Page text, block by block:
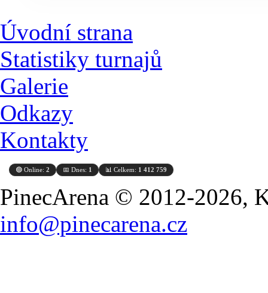
Úvodní strana
Statistiky turnajů
Galerie
Odkazy
Kontakty
🟢 Online: 2 📅 Dnes: 1 📊 Celkem: 1 412 759
PinecArena © 2012-2026,
info@pinecarena.cz